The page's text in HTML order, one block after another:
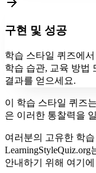
구현 및 성공
학습 스타일 퀴즈에
학습 습관, 교육 방법
결과를 얻으세요.
이 학습 스타일 퀴즈
은 이러한 통찰력을
여러분의 고유한 학
안내하기 위해 여기